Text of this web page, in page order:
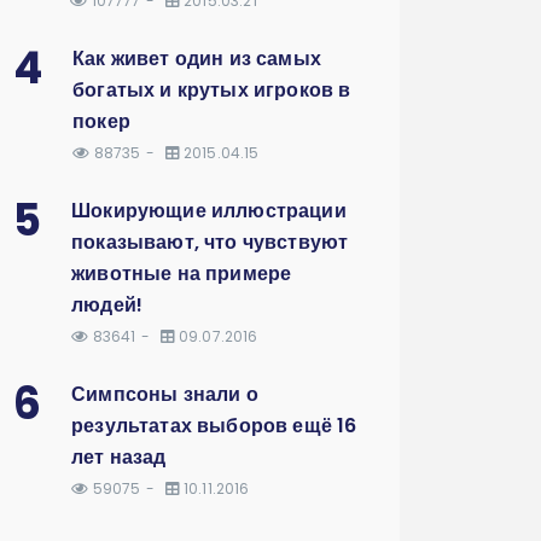
4
Как живет один из самых
богатых и крутых игроков в
покер
88735 2015.04.15
5
Шокирующие иллюстрации
показывают, что чувствуют
животные на примере
людей!
83641 09.07.2016
6
Симпсоны знали о
результатах выборов ещё 16
лет назад
59075 10.11.2016